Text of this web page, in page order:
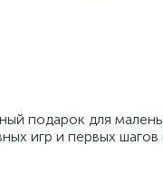
подарок для
игр и первых